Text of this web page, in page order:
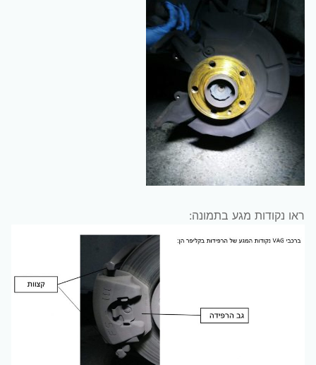
ראו נקודות מגע בתמונה: